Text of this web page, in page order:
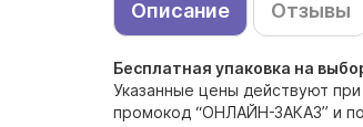
Описание Отзывы
Бесплатная упаковка на
Указанные цены действуют
промокод “ОНЛАЙН-ЗАКАЗ” и